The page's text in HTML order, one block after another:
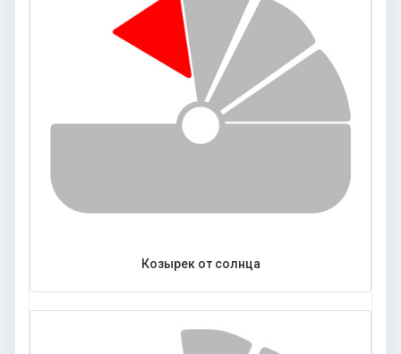
Козырек от солнца